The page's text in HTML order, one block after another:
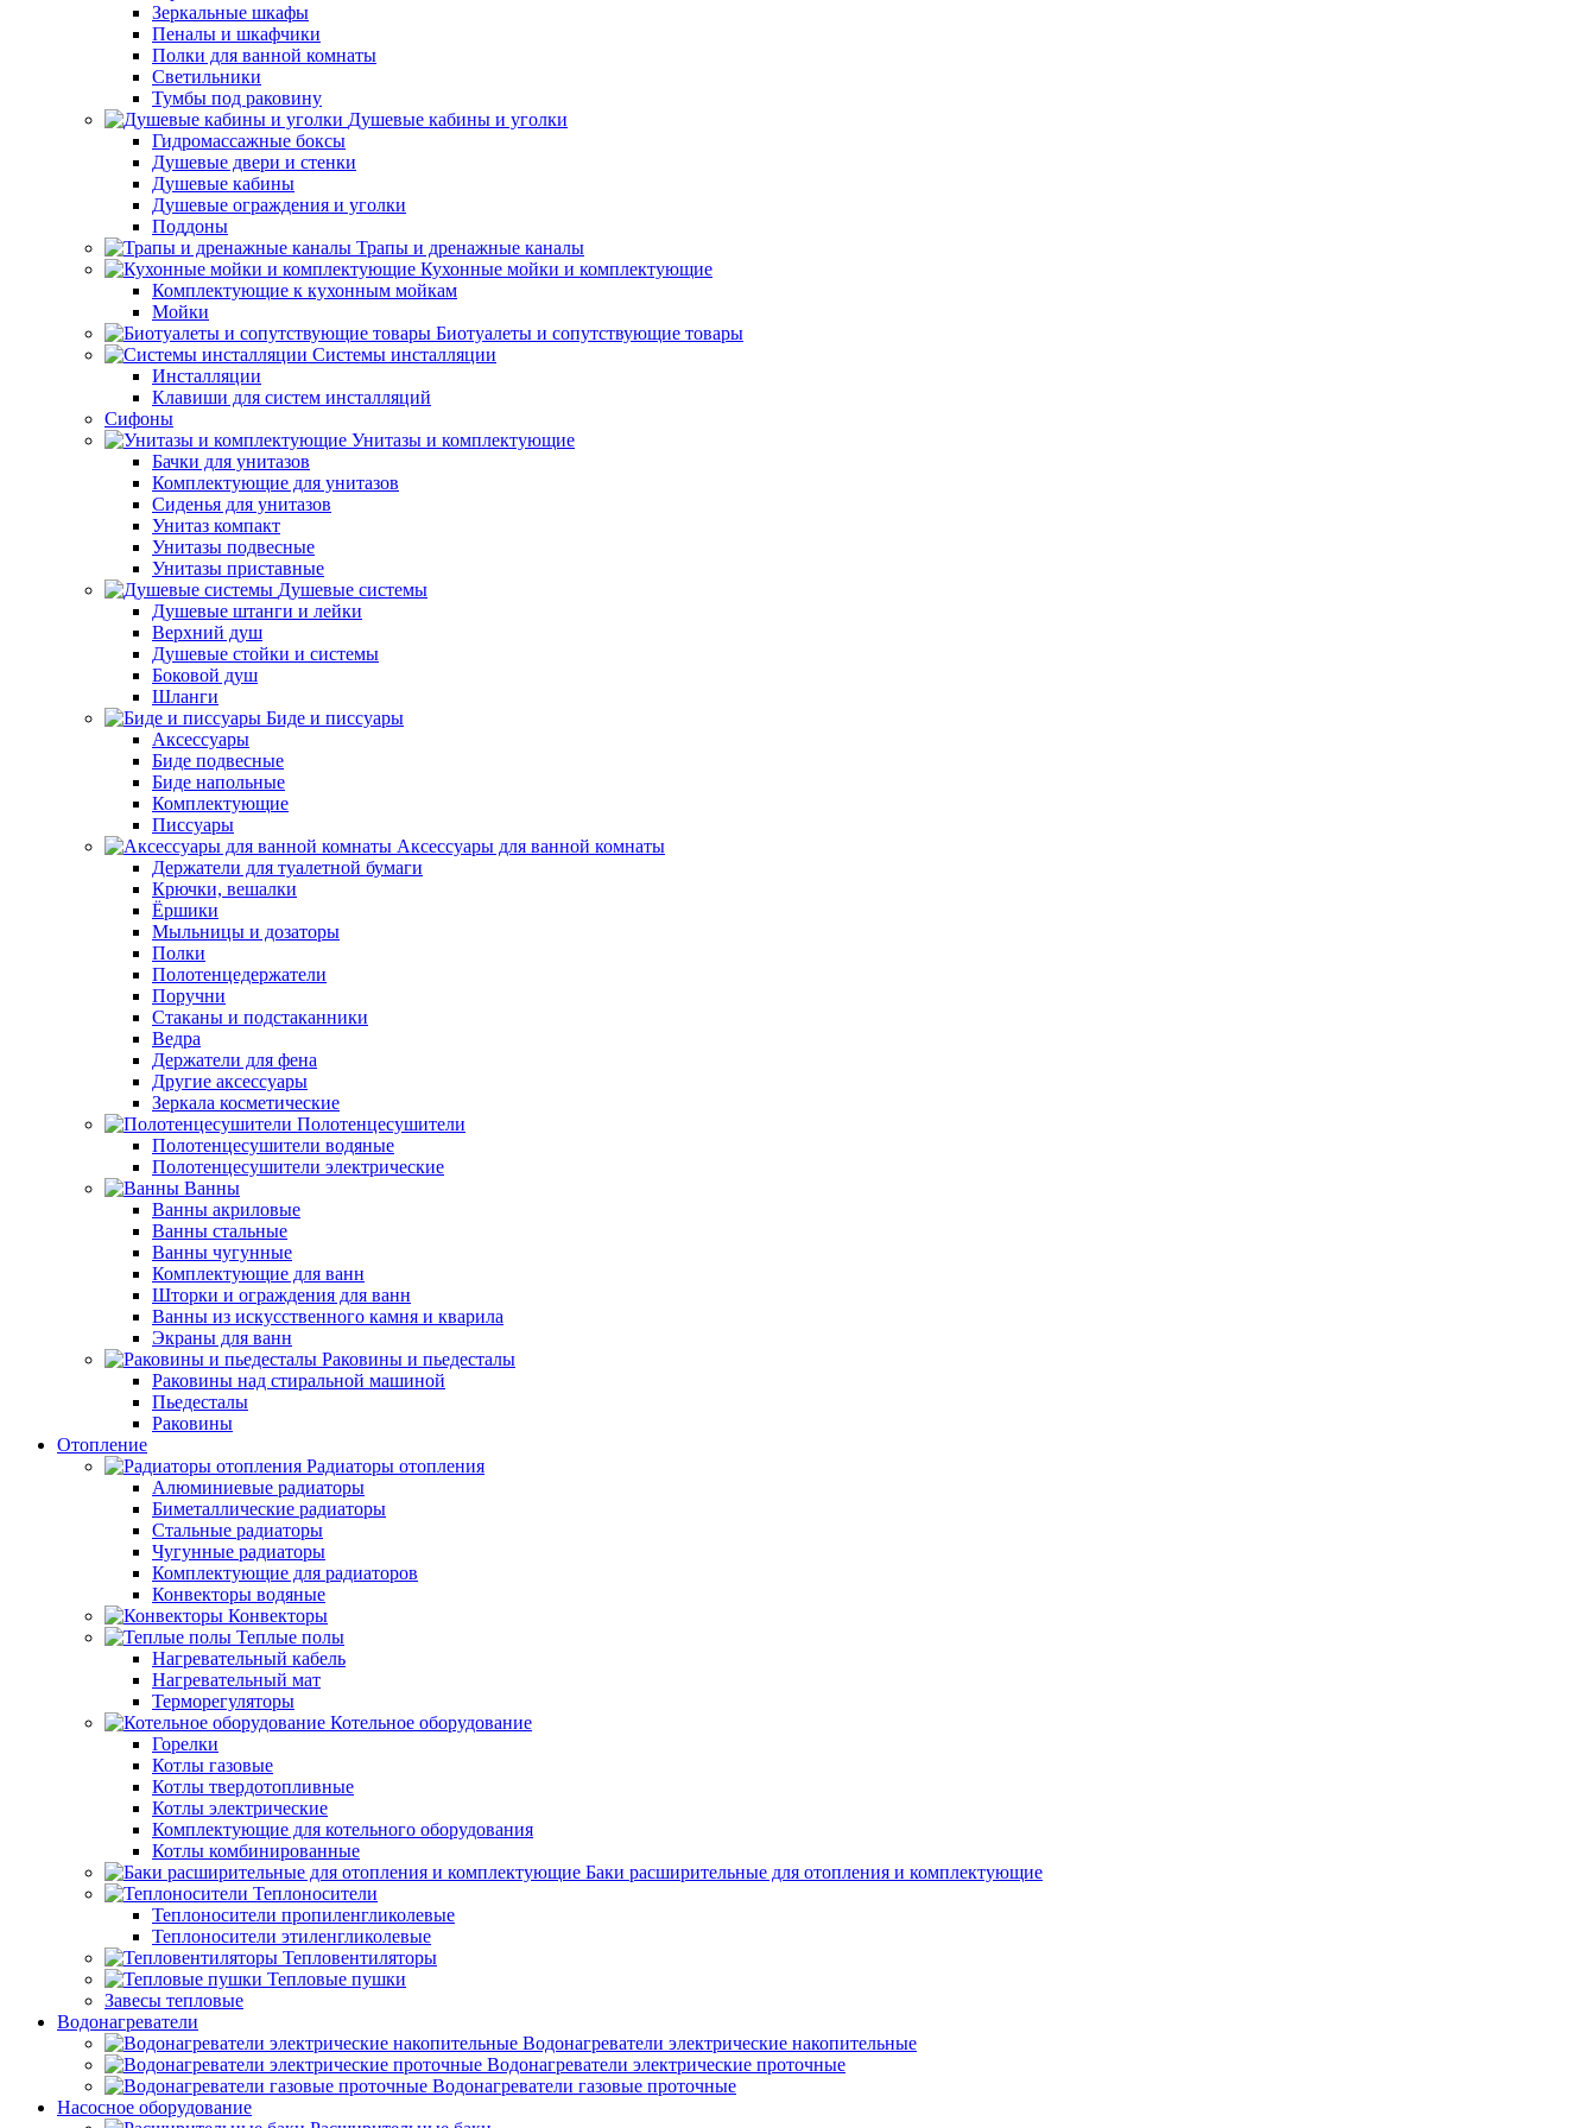
Зеркальные шкафы
Пеналы и шкафчики
Полки для ванной комнаты
Светильники
Тумбы под раковину
Душевые кабины и уголки
Гидромассажные боксы
Душевые двери и стенки
Душевые кабины
Душевые ограждения и уголки
Поддоны
Трапы и дренажные каналы
Кухонные мойки и комплектующие
Комплектующие к кухонным мойкам
Мойки
Биотуалеты и сопутствующие товары
Системы инсталляции
Инсталляции
Клавиши для систем инсталляций
Сифоны
Унитазы и комплектующие
Бачки для унитазов
Комплектующие для унитазов
Сиденья для унитазов
Унитаз компакт
Унитазы подвесные
Унитазы приставные
Душевые системы
Душевые штанги и лейки
Верхний душ
Душевые стойки и системы
Боковой душ
Шланги
Биде и писсуары
Аксессуары
Биде подвесные
Биде напольные
Комплектующие
Писсуары
Аксессуары для ванной комнаты
Держатели для туалетной бумаги
Крючки, вешалки
Ёршики
Мыльницы и дозаторы
Полки
Полотенцедержатели
Поручни
Стаканы и подстаканники
Ведра
Держатели для фена
Другие аксессуары
Зеркала косметические
Полотенцесушители
Полотенцесушители водяные
Полотенцесушители электрические
Ванны
Ванны акриловые
Ванны стальные
Ванны чугунные
Комплектующие для ванн
Шторки и ограждения для ванн
Ванны из искусственного камня и кварила
Экраны для ванн
Раковины и пьедесталы
Раковины над стиральной машиной
Пьедесталы
Раковины
Отопление
Радиаторы отопления
Алюминиевые радиаторы
Биметаллические радиаторы
Стальные радиаторы
Чугунные радиаторы
Комплектующие для радиаторов
Конвекторы водяные
Конвекторы
Теплые полы
Нагревательный кабель
Нагревательный мат
Терморегуляторы
Котельное оборудование
Горелки
Котлы газовые
Котлы твердотопливные
Котлы электрические
Комплектующие для котельного оборудования
Котлы комбинированные
Баки расширительные для отопления и комплектующие
Теплоносители
Теплоносители пропиленгликолевые
Теплоносители этиленгликолевые
Тепловентиляторы
Тепловые пушки
Завесы тепловые
Водонагреватели
Водонагреватели электрические накопительные
Водонагреватели электрические проточные
Водонагреватели газовые проточные
Насосное оборудование